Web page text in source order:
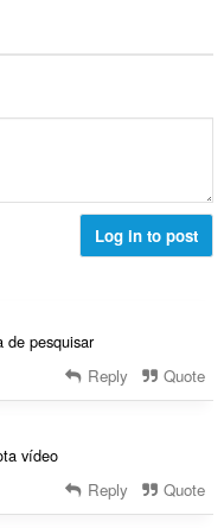
Log in to post
de pesquisar
Reply Quote
vídeo
Reply Quote